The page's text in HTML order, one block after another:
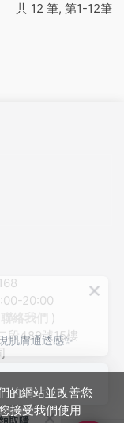
共 12 筆, 第1-12筆
20:00
)
段489號15樓
的網站並改善您
接受我們使用
肌膚通透感✨